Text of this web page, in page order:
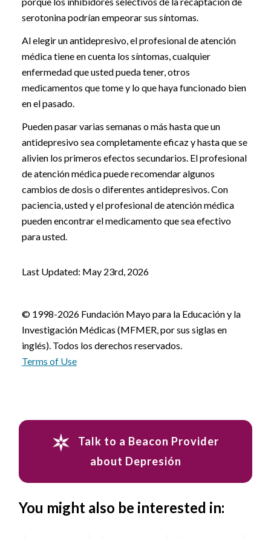
serotonina podrían empeorar sus síntomas.
Al elegir un antidepresivo, el profesional de atención
médica tiene en cuenta los síntomas, cualquier
enfermedad que usted pueda tener, otros
medicamentos que tome y lo que haya funcionado bien
en el pasado.
Pueden pasar varias semanas o más hasta que un
antidepresivo sea completamente eficaz y hasta que se
alivien los primeros efectos secundarios. El profesional
de atención médica puede recomendar algunos
cambios de dosis o diferentes antidepresivos. Con
paciencia, usted y el profesional de atención médica
pueden encontrar el medicamento que sea efectivo
para usted.
Last Updated: May 23rd, 2026
© 1998-2026 Fundación Mayo para la Educación y la
Investigación Médicas (MFMER, por sus siglas en
inglés). Todos los derechos reservados.
Terms of Use
Talk to a Beacon Provider
about Depresión
You might also be interested in: